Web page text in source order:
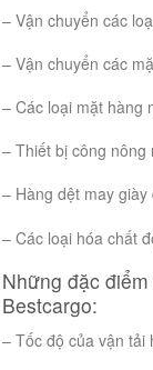
– Vận chuyển các
– Vận chuyển các
– Các loại mặt hàng
– Thiết bị công nông
– Hàng dệt may
– Các loại hóa chất
Những đặc
Bestcargo:
– Tốc độ của vận tải